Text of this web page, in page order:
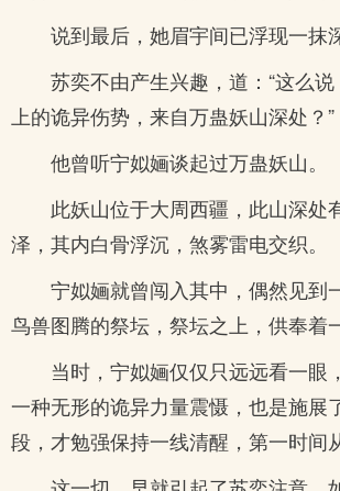
说到最后，她眉宇间已浮现一抹
苏奕不由产生兴趣，道：“这么
上的诡异伤势，来自万蛊妖山深处？”
他曾听宁姒婳谈起过万蛊妖山。
此妖山位于大周西疆，此山深处
泽，其内白骨浮沉，煞雾雷电交织。
宁姒婳就曾闯入其中，偶然见到
鸟兽图腾的祭坛，祭坛之上，供奉着
当时，宁姒婳仅仅只远远看一眼
一种无形的诡异力量震慑，也是施展
段，才勉强保持一线清醒，第一时间